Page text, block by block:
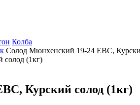
Колба
Солод Мюнхенский 19-24 ЕВС,
Курский солод (1кг)